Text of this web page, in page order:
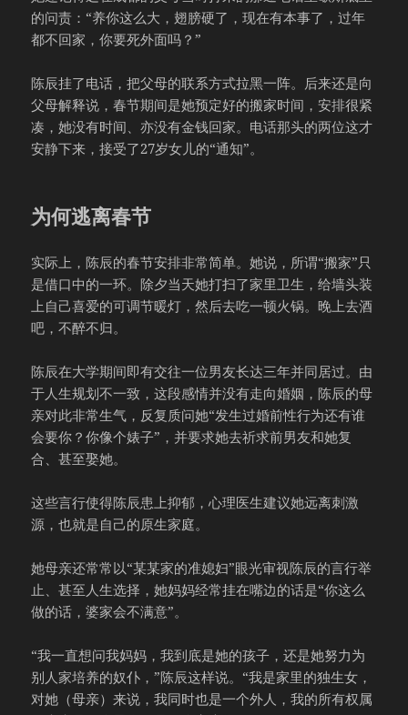
的问责：“养你这么大，翅膀硬了，现在有本事了，过年
都不回家，你要死外面吗？”
陈辰挂了电话，把父母的联系方式拉黑一阵。后来还是向
父母解释说，春节期间是她预定好的搬家时间，安排很紧
凑，她没有时间、亦没有金钱回家。电话那头的两位这才
安静下来，接受了27岁女儿的“通知”。
为何逃离春节
实际上，陈辰的春节安排非常简单。她说，所谓“搬家”只
是借口中的一环。除夕当天她打扫了家里卫生，给墙头装
上自己喜爱的可调节暖灯，然后去吃一顿火锅。晚上去酒
吧，不醉不归。
陈辰在大学期间即有交往一位男友长达三年并同居过。由
于人生规划不一致，这段感情并没有走向婚姻，陈辰的母
亲对此非常生气，反复质问她“发生过婚前性行为还有谁
会要你？你像个婊子”，并要求她去祈求前男友和她复
合、甚至娶她。
这些言行使得陈辰患上抑郁，心理医生建议她远离刺激
源，也就是自己的原生家庭。
她母亲还常常以“某某家的准媳妇”眼光审视陈辰的言行举
止、甚至人生选择，她妈妈经常挂在嘴边的话是“你这么
做的话，婆家会不满意”。
“我一直想问我妈妈，我到底是她的孩子，还是她努力为
别人家培养的奴仆，”陈辰这样说。“我是家里的独生女，
对她（母亲）来说，我同时也是一个外人，我的所有权属